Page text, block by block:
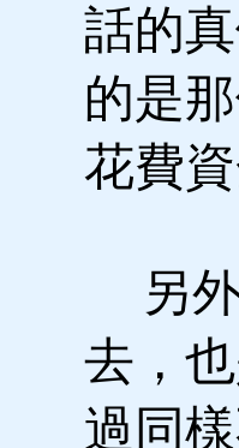
話的
的是
花費
另外
去，
過同